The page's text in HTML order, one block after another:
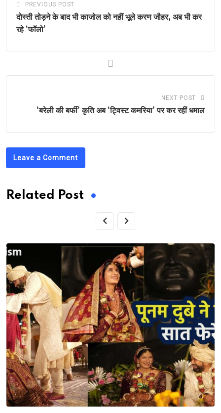
PREVIOUS POST
दोस्‍ती तोड़ने के बाद भी काजोल को नहीं भूले करण जौहर, अब भी कर
रहे ‘फॉलो’
NEXT POST
‘बरेली की बर्फी’ कृति अब ‘ट्विस्‍ट क‍मरिया’ पर कर रहीं धमाल
Leave a Comment
Related Post